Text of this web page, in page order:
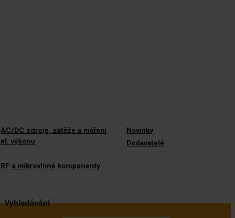
AC/DC zdroje, zátěže a měření
el. výkonu
RF a mikrovlnné komponenty
Novinky
Dodavatelé
Vyhledávání